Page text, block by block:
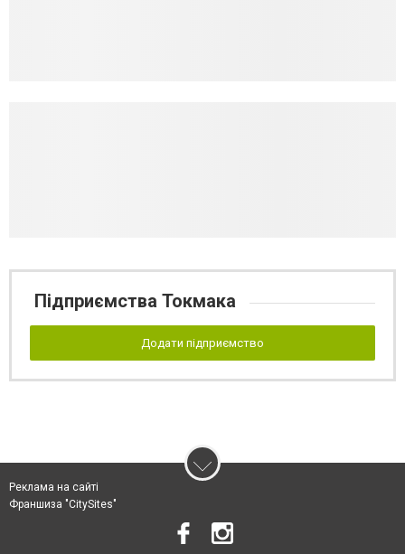
Підприємства Токмака
Додати підприємство
Реклама на сайті
Франшиза "CitySites"